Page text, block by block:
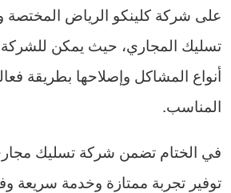
على شركة كلينكو الرياض المختصة
تسليك المجاري، حيث يمكن للشركة
أنواع المشاكل وإصلاحها بطريقة
المناسب.
في الختام تضمن شركة تسليك مجاري
توفير تجربة ممتازة وخدمة سريعة